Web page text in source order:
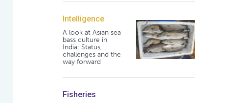
Intelligence
A look at Asian sea
bass culture in
India: Status,
challenges and the
way forward
Fisheries